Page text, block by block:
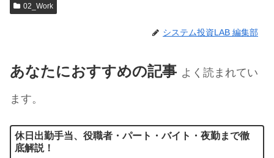
02_Work
システム投資LAB 編集部
あなたにおすすめの記事 よく読まれてい
ます。
休日出勤手当、役職者・パート・バイト・夜勤まで徹
底解説！